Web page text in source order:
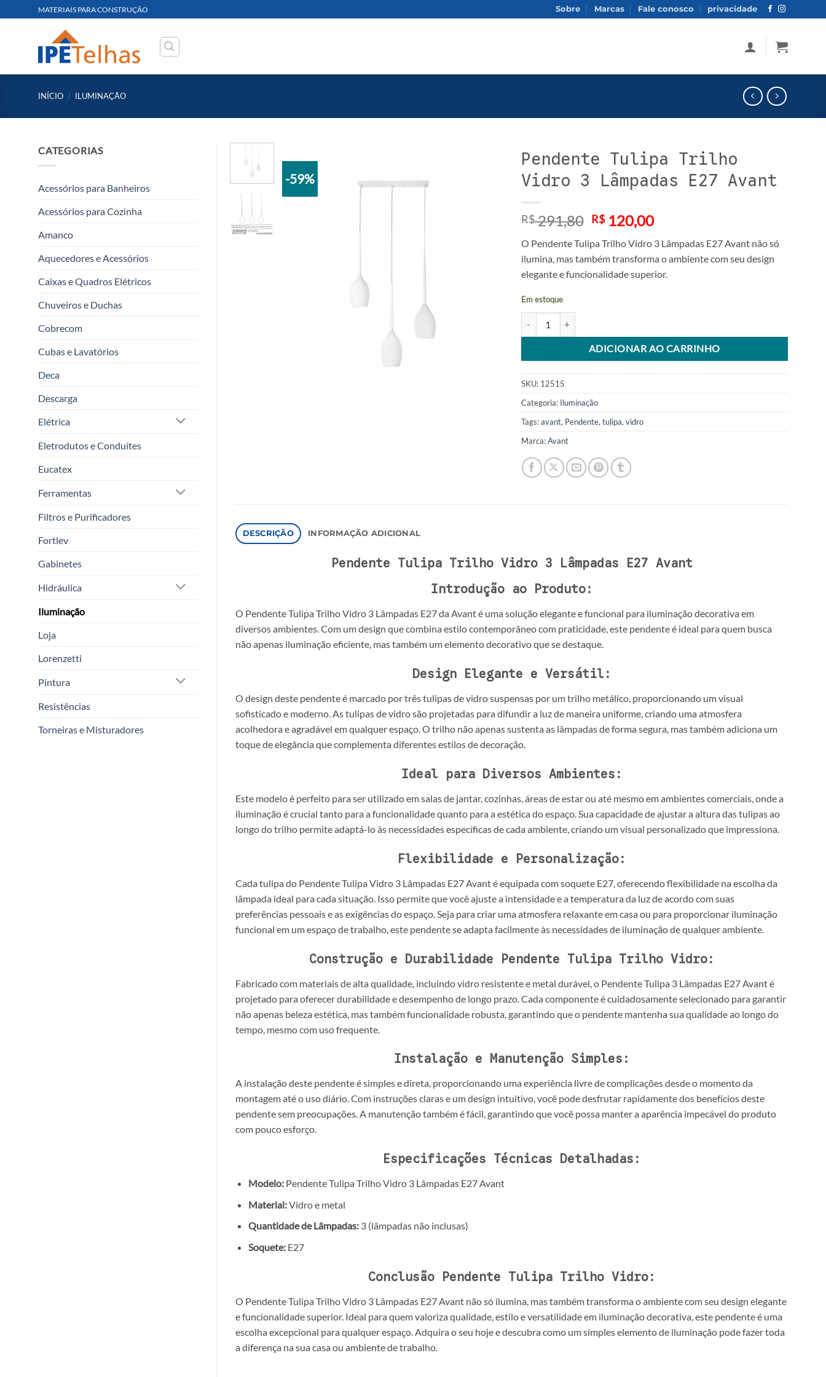
to
MATERIAIS PARA CONSTRUÇÃO Sobre Marcas Fale conosco privacidade
INÍCIO / ILUMINAÇÃO
CATEGORIAS
Acessórios para Banheiros
Acessórios para Cozinha
Amanco
Aquecedores e Acessórios
Caixas e Quadros Elétricos
Chuveiros e Duchas
Cobrecom
Cubas e Lavatórios
Deca
Descarga
Elétrica
Eletrodutos e Conduítes
Eucatex
Ferramentas
Filtros e Purificadores
Fortlev
Gabinetes
Hidráulica
Iluminação
Loja
Lorenzetti
Pintura
Resistências
Torneiras e Misturadores
-59%
Pendente Tulipa Trilho
Vidro 3 Lâmpadas E27 Avant
R$291,80 O
original
era:
R$ 291,80.
R$120,00O
atual
é:
R$ 120,00.
O Pendente Tulipa Trilho Vidro 3 Lâmpadas E27 Avant não só
ilumina, mas também transforma o ambiente com seu design
elegante e funcionalidade superior.
Em estoque
ADICIONAR AO CARRINHO
Alternative:
SKU: 12515
Categoria: Iluminação
Tags:avant, Pendente, tulipa, vidro
Marca:Avant
DESCRIÇÃO INFORMAÇÃO ADICIONAL
Pendente Tulipa Trilho Vidro 3 Lâmpadas E27 Avant
Introdução ao Produto:
O Pendente Tulipa Trilho Vidro 3 Lâmpadas E27 da Avant é uma solução elegante e funcional para iluminação decorativa em
diversos ambientes. Com um design que combina estilo contemporâneo com praticidade, este pendente é ideal para quem busca
não apenas iluminação eficiente, mas também um elemento decorativo que se destaque.
Design Elegante e Versátil:
O design deste pendente é marcado por três tulipas de vidro suspensas por um trilho metálico, proporcionando um visual
sofisticado e moderno. As tulipas de vidro são projetadas para difundir a luz de maneira uniforme, criando uma atmosfera
acolhedora e agradável em qualquer espaço. O trilho não apenas sustenta as lâmpadas de forma segura, mas também adiciona um
toque de elegância que complementa diferentes estilos de decoração.
Ideal para Diversos Ambientes:
Este modelo é perfeito para ser utilizado em salas de jantar, cozinhas, áreas de estar ou até mesmo em ambientes comerciais, onde a
iluminação é crucial tanto para a funcionalidade quanto para a estética do espaço. Sua capacidade de ajustar a altura das tulipas ao
longo do trilho permite adaptá-lo às necessidades específicas de cada ambiente, criando um visual personalizado que impressiona.
Flexibilidade e Personalização:
Cada tulipa do Pendente Tulipa Vidro 3 Lâmpadas E27 Avant é equipada com soquete E27, oferecendo flexibilidade na escolha da
lâmpada ideal para cada situação. Isso permite que você ajuste a intensidade e a temperatura da luz de acordo com suas
preferências pessoais e as exigências do espaço. Seja para criar uma atmosfera relaxante em casa ou para proporcionar iluminação
funcional em um espaço de trabalho, este pendente se adapta facilmente às necessidades de iluminação de qualquer ambiente.
Construção e Durabilidade Pendente Tulipa Trilho Vidro:
Fabricado com materiais de alta qualidade, incluindo vidro resistente e metal durável, o Pendente Tulipa 3 Lâmpadas E27 Avant é
projetado para oferecer durabilidade e desempenho de longo prazo. Cada componente é cuidadosamente selecionado para garantir
não apenas beleza estética, mas também funcionalidade robusta, garantindo que o pendente mantenha sua qualidade ao longo do
tempo, mesmo com uso frequente.
Instalação e Manutenção Simples:
A instalação deste pendente é simples e direta, proporcionando uma experiência livre de complicações desde o momento da
montagem até o uso diário. Com instruções claras e um design intuitivo, você pode desfrutar rapidamente dos benefícios deste
pendente sem preocupações. A manutenção também é fácil, garantindo que você possa manter a aparência impecável do produto
com pouco esforço.
Especificações Técnicas Detalhadas:
Modelo:Pendente Tulipa Trilho Vidro 3 Lâmpadas E27 Avant
Material:Vidro e metal
Quantidade de Lâmpadas:3 (lâmpadas não inclusas)
Soquete:E27
Conclusão Pendente Tulipa Trilho Vidro:
O Pendente Tulipa Trilho Vidro 3 Lâmpadas E27 Avant não só ilumina, mas também transforma o ambiente com seu design elegante
e funcionalidade superior. Ideal para quem valoriza qualidade, estilo e versatilidade em iluminação decorativa, este pendente é uma
escolha excepcional para qualquer espaço. Adquira o seu hoje e descubra como um simples elemento de iluminação pode fazer toda
a diferença na sua casa ou ambiente de trabalho.